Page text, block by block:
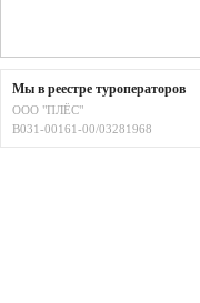
Мы в реестре туроператоров
ООО "ПЛЁС"
В031-00161-00/03281968